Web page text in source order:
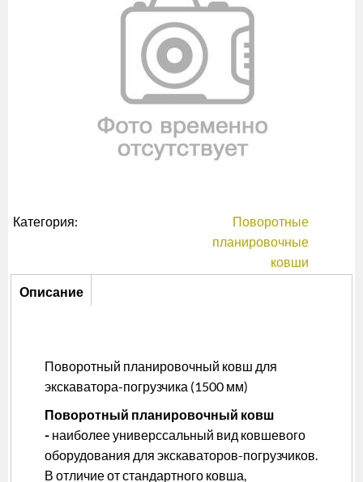
Категория:
Поворотные
планировочные
ковши
Описание
Описание
Поворотный планировочный ковш для
экскаватора-погрузчика (1500 мм)
Поворотный планировочный ковш
- наиболее универссальный вид ковшевого
оборудования для экскаваторов-погрузчиков.
В отличие от стандартного ковша,